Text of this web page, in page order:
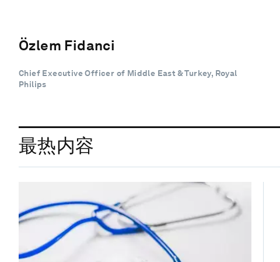
Özlem Fidanci
Chief Executive Officer of Middle East & Turkey, Royal
Philips
最热内容